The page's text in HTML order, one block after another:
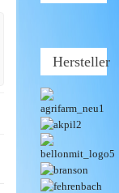
Hersteller